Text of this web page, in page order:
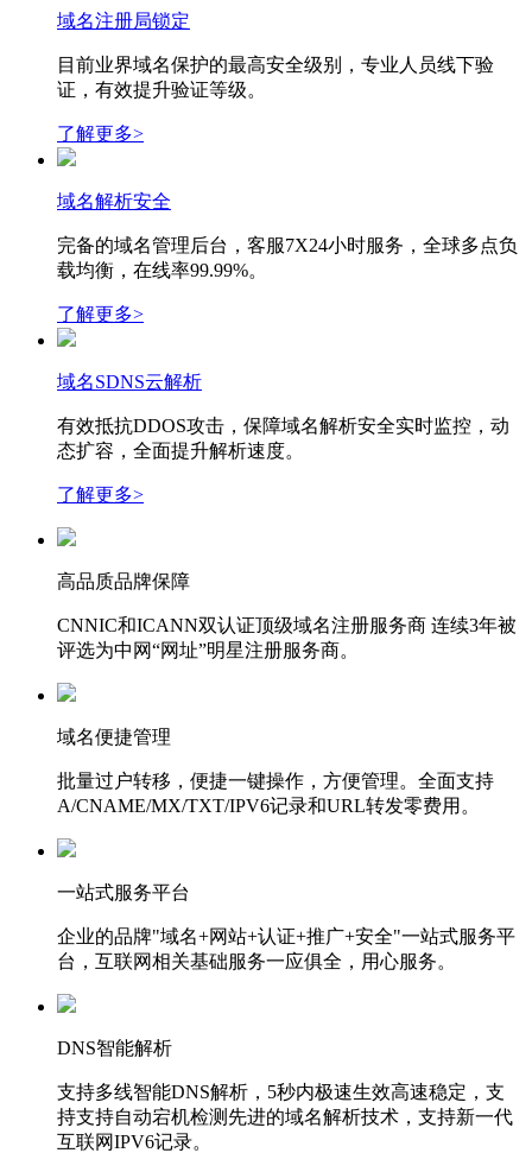
域名注册局锁定
目前业界域名保护的最高安全级别，专业人员线下验
证，有效提升验证等级。
了解更多>
域名解析安全
完备的域名管理后台，客服7X24小时服务，全球多点负
载均衡，在线率99.99%。
了解更多>
域名SDNS云解析
有效抵抗DDOS攻击，保障域名解析安全实时监控，动
态扩容，全面提升解析速度。
了解更多>
高品质品牌保障
CNNIC和ICANN双认证顶级域名注册服务商 连续3年被
评选为中网“网址”明星注册服务商。
域名便捷管理
批量过户转移，便捷一键操作，方便管理。全面支持
A/CNAME/MX/TXT/IPV6记录和URL转发零费用。
一站式服务平台
企业的品牌"域名+网站+认证+推广+安全"一站式服务平
台，互联网相关基础服务一应俱全，用心服务。
DNS智能解析
支持多线智能DNS解析，5秒内极速生效高速稳定，支
持支持自动宕机检测先进的域名解析技术，支持新一代
互联网IPV6记录。